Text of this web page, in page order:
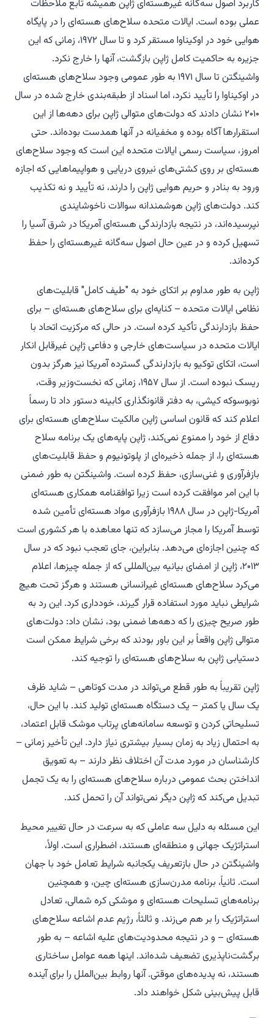
کاربرد اصول سه‌گانه غیرهسته‌ای ژاپن همیشه تابع ملاحظات
عملی بوده است. ایالات متحده سلاح‌های هسته‌ای را در پایگاه
هوایی خود در اوکیناوا مستقر کرد و تا سال ۱۹۷۲، زمانی که این
جزیره به حاکمیت کامل ژاپن بازگشت، آنها را خارج نکرد.
واشینگتن تا سال ۱۹۷۱ به طور عمومی وجود سلاح‌های هسته‌ای
در اوکیناوا را تأیید نکرد، اما اسناد از طبقه‌بندی خارج شده در سال
۲۰۱۰ نشان دادند که دولت‌های متوالی ژاپن برای دهه‌ها از این
استقرارها آگاه بوده و مخفیانه در آنها همدست بوده‌اند. حتی
امروز، سیاست رسمی ایالات متحده این است که وجود سلاح‌های
هسته‌ای بر روی کشتی‌های نیروی دریایی و هواپیماهایی که اجازه
ورود به بنادر و حریم هوایی ژاپن را دارند، نه تأیید و نه تکذیب
کند. دولت‌های ژاپن هوشمندانه سوالات ناخوشایندی
نپرسیده‌اند، در نتیجه بازدارندگی هسته‌ای آمریکا در شرق آسیا را
تسهیل کرده و در عین حال اصول سه‌گانه غیرهسته‌ای را حفظ
کرده‌اند.
ژاپن به طور مداوم بر اتکای خود به "طیف کامل" قابلیت‌های
نظامی ایالات متحده – کنایه‌ای برای سلاح‌های هسته‌ای – برای
حفظ بازدارندگی تأکید کرده است. در حالی که مرکزیت اتحاد با
ایالات متحده در سیاست‌های خارجی و دفاعی ژاپن غیرقابل انکار
است، اتکای توکیو به بازدارندگی گسترده آمریکا نیز هرگز بدون
ریسک نبوده است. از سال ۱۹۵۷، زمانی که نخست‌وزیر وقت،
نوبوسوکه کیشی، به دفتر قانونگذاری کابینه دستور داد تا رسماً
اعلام کند که قانون اساسی ژاپن مالکیت سلاح‌های هسته‌ای برای
دفاع از خود را ممنوع نمی‌کند، ژاپن پایه‌های یک برنامه سلاح
هسته‌ای را، از جمله ذخیره‌ای از پلوتونیوم و حفظ قابلیت‌های
بازفرآوری و غنی‌سازی، حفظ کرده است. واشینگتن به طور ضمنی
با این امر موافقت کرده است زیرا توافقنامه همکاری هسته‌ای
آمریکا-ژاپن در سال ۱۹۸۸ بازفرآوری مواد هسته‌ای تأمین شده
توسط آمریکا را مجاز می‌سازد که تنها معاهده با هر کشوری است
که چنین اجازه‌ای می‌دهد. بنابراین، جای تعجب نبود که در سال
۲۰۱۳، ژاپن از امضای بیانیه بین‌المللی که از جمله چیزها، اعلام
می‌کرد سلاح‌های هسته‌ای غیرانسانی هستند و هرگز تحت هیچ
شرایطی نباید مورد استفاده قرار گیرند، خودداری کرد. این رد به
طور صریح چیزی را که دهه‌ها ضمنی بود، نشان داد: دولت‌های
متوالی ژاپن واقعاً بر این باور بودند که برخی شرایط ممکن است
دستیابی ژاپن به سلاح‌های هسته‌ای را توجیه کند.
ژاپن تقریباً به طور قطع می‌تواند در مدت کوتاهی – شاید ظرف
یک سال یا کمتر – یک دستگاه هسته‌ای تولید کند. با این حال،
تسلیحاتی کردن و توسعه سامانه‌های پرتاب موشک قابل اعتماد،
به احتمال زیاد به زمان بسیار بیشتری نیاز دارد. این تأخیر زمانی –
کارشناسان در مورد مدت آن اختلاف نظر دارند – به تعویق
انداختن بحث عمومی درباره سلاح‌های هسته‌ای را به یک تجمل
تبدیل می‌کند که ژاپن دیگر نمی‌تواند آن را تحمل کند.
این مسئله به دلیل سه عاملی که به سرعت در حال تغییر محیط
استراتژیک جهانی و منطقه‌ای هستند، اضطراری است. اولاً،
واشینگتن در حال بازتعریف یکجانبه شرایط تعامل خود با جهان
است. ثانیاً، برنامه مدرن‌سازی هسته‌ای چین، و همچنین
برنامه‌های تسلیحات هسته‌ای و موشکی کره شمالی، تعادل
استراتژیک را بر هم می‌زند. و ثالثاً، رژیم عدم اشاعه سلاح‌های
هسته‌ای – و در نتیجه محدودیت‌های علیه اشاعه – به طور
برگشت‌ناپذیری تضعیف شده‌اند. اینها همه عوامل ساختاری
هستند، نه پدیده‌های موقتی. آنها روابط بین‌الملل را برای آینده
قابل پیش‌بینی شکل خواهند داد.